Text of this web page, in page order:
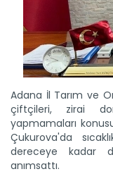
Adana İl Tarım ve
çiftçileri, zirai
yapmamaları
Çukurova'da
dereceye kadar
anımsattı.